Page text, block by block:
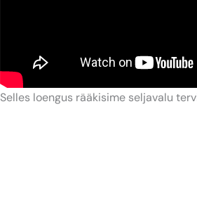
Selles loengus rääkisime seljavalu